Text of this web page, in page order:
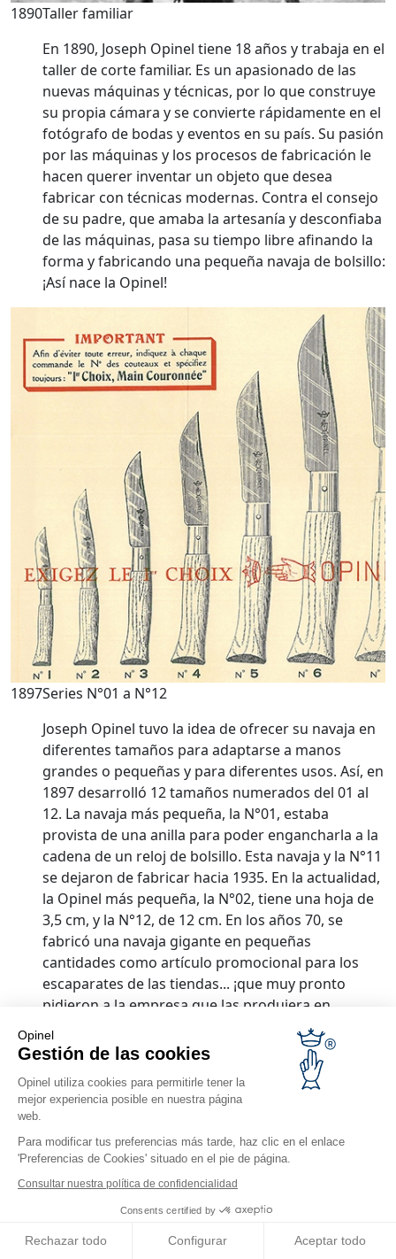
Opinel
Gestión de las cookies
Opinel utiliza cookies para permitirle tener la
mejor experiencia posible en nuestra página
web.
Para modificar tus preferencias más tarde, haz clic en el enlace
'Preferencias de Cookies' situado en el pie de página.
Consultar nuestra política de confidencialidad
Consents certified by
Rechazar todo Configurar Aceptar todo
1890Taller familiar
En 1890, Joseph Opinel tiene 18 años y trabaja en el
taller de corte familiar. Es un apasionado de las
nuevas máquinas y técnicas, por lo que construye
su propia cámara y se convierte rápidamente en el
fotógrafo de bodas y eventos en su país. Su pasión
por las máquinas y los procesos de fabricación le
hacen querer inventar un objeto que desea
fabricar con técnicas modernas. Contra el consejo
de su padre, que amaba la artesanía y desconfiaba
de las máquinas, pasa su tiempo libre afinando la
forma y fabricando una pequeña navaja de bolsillo:
¡Así nace la Opinel!
1897Series N°01 a N°12
Joseph Opinel tuvo la idea de ofrecer su navaja en
diferentes tamaños para adaptarse a manos
grandes o pequeñas y para diferentes usos. Así, en
1897 desarrolló 12 tamaños numerados del 01 al
12. La navaja más pequeña, la N°01, estaba
provista de una anilla para poder engancharla a la
cadena de un reloj de bolsillo. Esta navaja y la N°11
se dejaron de fabricar hacia 1935. En la actualidad,
la Opinel más pequeña, la N°02, tiene una hoja de
3,5 cm, y la N°12, de 12 cm. En los años 70, se
fabricó una navaja gigante en pequeñas
cantidades como artículo promocional para los
escaparates de las tiendas... ¡que muy pronto
pidieron a la empresa que las produjera en
grandes series para venderlas a particulares! El
N°13 gigante tiene 22 cm de hoja y mide 50 cm